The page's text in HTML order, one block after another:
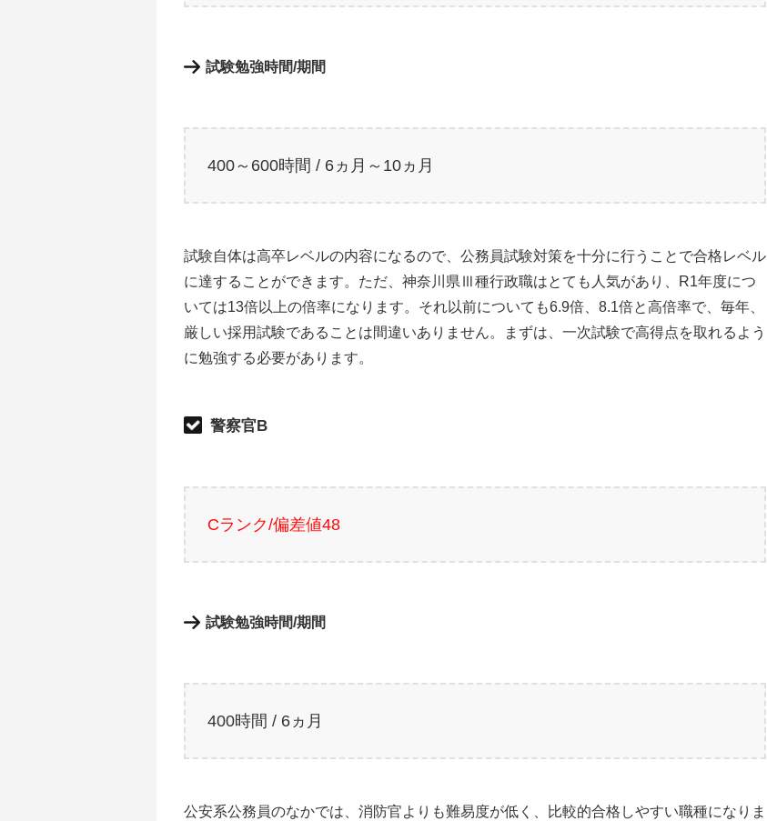
試験勉強時間/期間
400～600時間 / 6ヵ月～10ヵ月
試験自体は高卒レベルの内容になるので、公務員試験対策を十分に行うことで合格レベル
に達することができます。ただ、神奈川県Ⅲ種行政職はとても人気があり、R1年度につ
いては13倍以上の倍率になります。それ以前についても6.9倍、8.1倍と高倍率で、毎年、
厳しい採用試験であることは間違いありません。まずは、一次試験で高得点を取れるよう
に勉強する必要があります。
警察官B
Cランク/偏差値48
試験勉強時間/期間
400時間 / 6ヵ月
公安系公務員のなかでは、消防官よりも難易度が低く、比較的合格しやすい職種になりま